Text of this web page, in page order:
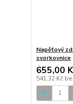
Napěťový
svorkovnice
655,00
541,32 Kč